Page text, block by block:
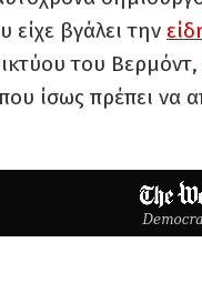
βγάλει την
του Βερμόντ,
που ίσως πρέπει